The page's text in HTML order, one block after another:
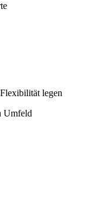
legen
Umfeld